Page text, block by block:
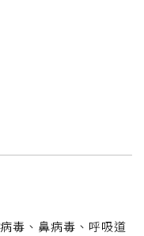
毒、鼻病毒、呼吸道